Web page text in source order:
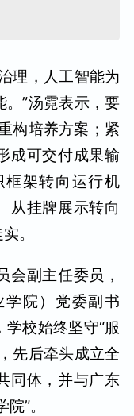
理，人工智能为
”汤霓表示，要
构培养方案；紧
成可交付成果输
架转向运行机
从挂牌展示转向
。
会副主任委员，
院）党委副书
校始终坚守“服
先后牵头成立全
同体，并与广东
”。